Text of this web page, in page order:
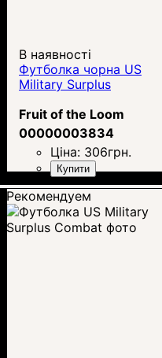
В наявності
Футболка чорна US
Military Surplus
Fruit of the Loom
00000003834
Ціна: 306грн.
Купити
Рекомендуем